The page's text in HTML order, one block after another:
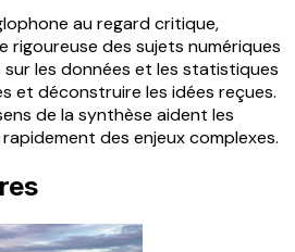
au regard critique,
rigoureuse des sujets numériques
les données et les statistiques
et déconstruire les idées reçues.
de la synthèse aident les
des enjeux complexes.